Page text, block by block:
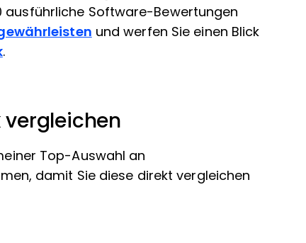
ausführliche Software-Bewertungen
und werfen Sie einen Blick
.
vergleichen
Top-Auswahl an
damit Sie diese direkt vergleichen